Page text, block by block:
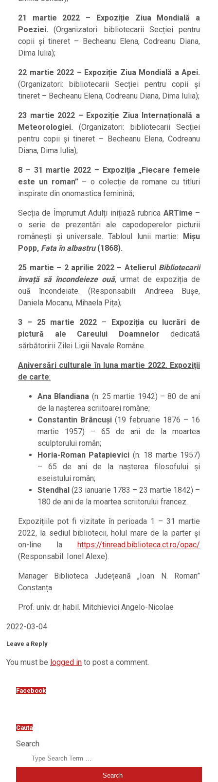
21 martie 2022 – Expoziție Ziua Mondială a
Poeziei. (Organizatori: bibliotecarii Secției pentru
copii și tineret – Becheanu Elena, Codreanu Diana,
Dima Iulia);
22 martie 2022 – Expoziție Ziua Mondială a Apei.
(Organizatori: bibliotecarii Secției pentru copii și
tineret – Becheanu Elena, Codreanu Diana, Dima Iulia);
23 martie 2022 – Expoziție Ziua Internațională a
Meteorologiei.(Organizatori: bibliotecarii Secției
pentru copii și tineret – Becheanu Elena, Codreanu
Diana, Dima Iulia);
8 – 31 martie 2022 – Expoziția „Fiecare femeie
este un roman”– o colecție de romane cu titluri
inspirate din onomastica feminină;
Secția de Împrumut Adulți inițiază rubrica ARTime –
o serie de prezentări ale capodoperelor picturii
românești și universale. Tabloul lunii martie: Mișu
Popp, Fata în albastru(1868).
25 martie – 2 aprilie 2022 – Atelierul Bibliotecarii
învață să încondeieze ouă, urmat de expoziția de
ouă încondeiate. (Responsabili: Andreea Bușe,
Daniela Mocanu, Mihaela Pița);
3 – 25 martie 2022 – Expoziția cu lucrări de
pictură ale Careului Doamnelor dedicată
sărbătoririi Zilei Ligii Navale Române.
Aniversări culturale în luna martie 2022. Expoziții
de carte:
Ana Blandiana (n. 25 martie 1942) – 80 de ani
de la nașterea scriitoarei române;
Constantin Brâncuși (19 februarie 1876 – 16
martie 1957) – 65 de ani de la moartea
sculptorului român;
Horia-Roman Patapievici (n. 18 martie 1957)
– 65 de ani de la nașterea filosofului și
eseistului român;
Stendhal (23 ianuarie 1783 – 23 martie 1842) –
180 de ani de la moartea scriitorului francez.
Expozițiile pot fi vizitate în perioada 1 – 31 martie
2022, la sediul bibliotecii, holul mare de la parter și
on-line la https://tinread.biblioteca.ct.ro/opac/
(Responsabil: Ionel Alexe).
Manager Biblioteca Județeană „Ioan N. Roman”
Constanța
Prof. univ. dr. habil. Mitchievici Angelo-Nicolae
2022-03-04
Leave a Reply
You must be logged in to post a comment.
Facebook
Cauta
Search